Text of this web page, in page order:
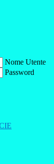
Nome Utente
Password